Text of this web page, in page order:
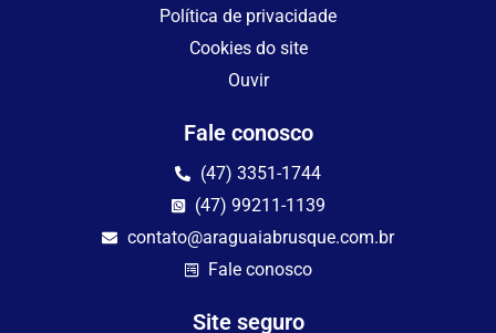
Política de privacidade
Cookies do site
Ouvir
Fale conosco
(47) 3351-1744
(47) 99211-1139
contato@araguaiabrusque.com.br
Fale conosco
Site seguro